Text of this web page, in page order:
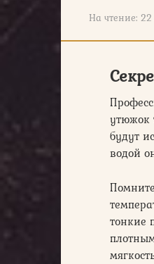
На чтение:
утюжок
будут
водой
тонкие